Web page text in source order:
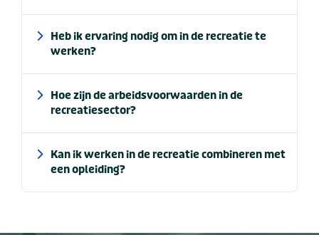
Heb ik ervaring nodig om in de recreatie te
werken?
Hoe zijn de arbeidsvoorwaarden in de
recreatiesector?
Kan ik werken in de recreatie combineren met
een opleiding?